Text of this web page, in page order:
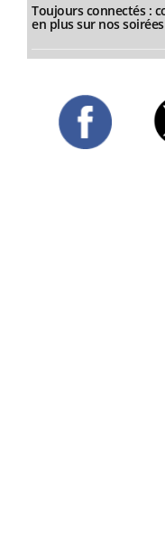
Toujours connectés :
en plus sur nos soirées